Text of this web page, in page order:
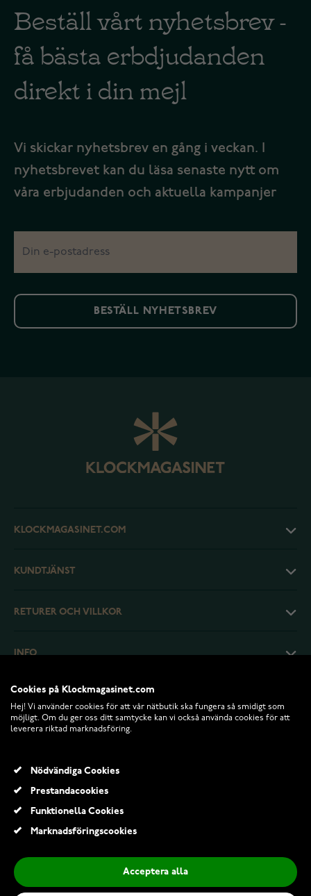
Beställ vårt nyhetsbrev -
få bästa erbdjudanden
direkt i din mejl
Vi skickar nyhetsbrev en gång i veckan. I
nyhetsbrevet kan du läsa senaste nytt om
våra erbjudanden och aktuella kampanjer
BESTÄLL NYHETSBREV
KLOCKMAGASINET.COM
KUNDTJÄNST
RETURER OCH VILLKOR
INFO
1 299,00 Kr
Cookies på Klockmagasinet.com
Hej! Vi använder cookies för att vår nätbutik ska fungera så smidigt som
möjligt. Om du ger oss ditt samtycke kan vi också använda cookies för att
leverera riktad marknadsföring.
Nödvändiga Cookies
Prestandacookies
Funktionella Cookies
Marknadsföringscookies
Acceptera alla